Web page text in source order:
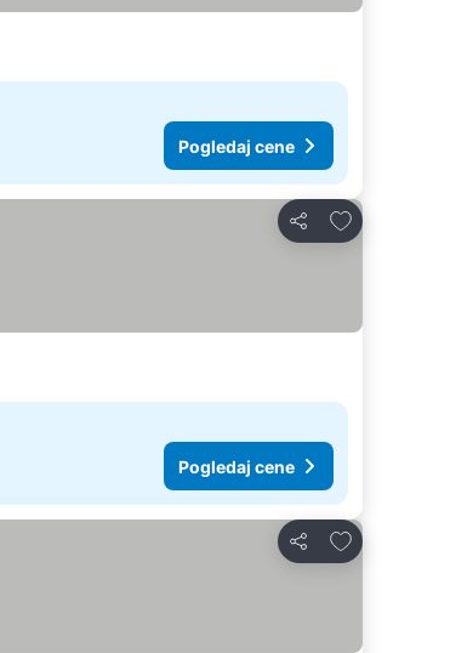
Pogledaj cene
Deli
Dodati u favorite
Pogledaj cene
Deli
Dodati u favorite